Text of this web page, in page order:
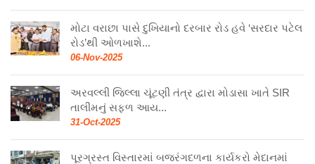
મોટા વરાછા પાસે દુખિયાનો દરબાર રોડ હવે ‘સરદાર પટેલ
રોડ’થી ઓળખાશે...
06-Nov-2025
અરવલ્લી જિલ્લા ચૂંટણી તંત્ર દ્વારા મોડાસા ખાતે SIR
તાલીમનું સફળ આય...
31-Oct-2025
પૂરગ્રસ્ત વિસ્તારમાં બજરંગદળના કાર્યકરો મેદાનમાં